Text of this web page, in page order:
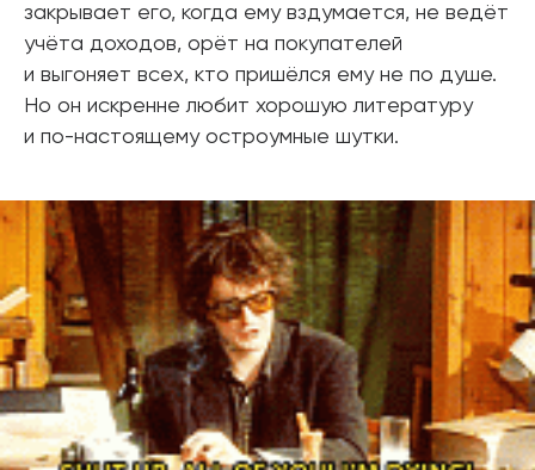
закрывает его, когда ему вздумается, не ведёт
учёта доходов, орёт на покупателей
и выгоняет всех, кто пришёлся ему не по душе.
Но он искренне любит хорошую литературу
и по-настоящему остроумные шутки.